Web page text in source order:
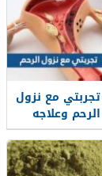
تجربتي مع نزول
الرحم وعلاجه
بالاعشاب